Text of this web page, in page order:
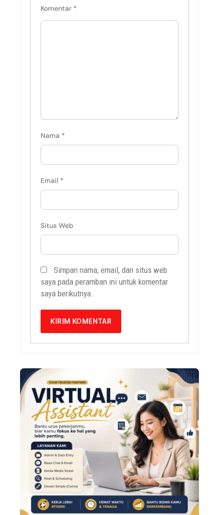
Komentar *
Nama *
Email *
Situs Web
Simpan nama, email, dan situs web
saya pada peramban ini untuk komentar
saya berikutnya.